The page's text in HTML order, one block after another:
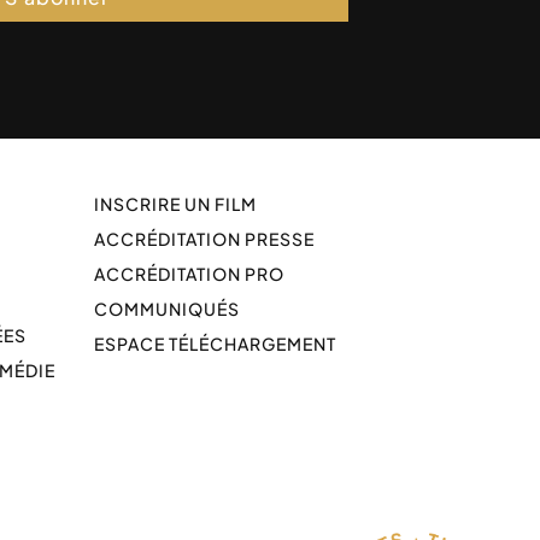
INSCRIRE UN FILM
ACCRÉDITATION PRESSE
ACCRÉDITATION PRO
COMMUNIQUÉS
ESPACE TÉLÉCHARGEMENT